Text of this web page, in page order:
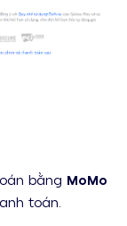
bằng MoMo
toán.